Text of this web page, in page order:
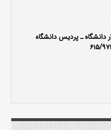
دانشگاه ـ پردیس دانشگاه